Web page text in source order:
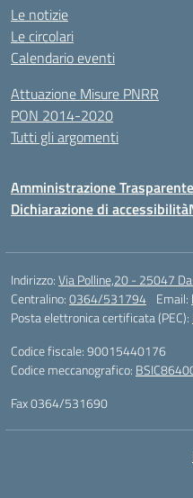
Le notizie
Le circolari
Calendario eventi
Attuazione Misure PNRR
PON 2014-2020
Tutti gli argomenti
Amministrazione Trasparente
Dichiarazione di accessibilità
Indirizzo:Via Polline,20 - 25047
Centralino:0364/531794 Email:
Posta elettronica certificata (PEC):
Codice fiscale: 90015440176
Codice meccanografico:
Fax 0364/531690